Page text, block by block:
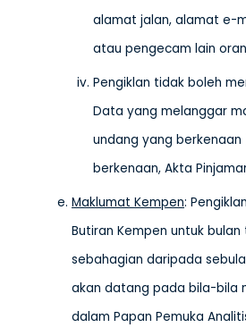
alamat jalan, alamat e-
atau pengecam lain
Pengiklan tidak boleh
Data yang melanggar
undang yang berkenaan
berkenaan, Akta
Maklumat Kempen:
Butiran Kempen untuk
sebahagian daripada
akan datang pada bila-bila
dalam Papan Pemuka